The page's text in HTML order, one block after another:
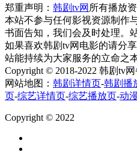
郑重声明： 韩剧tv网 所有播放
本站不参与任何影视资源制作
书面告知，我们会及时处理。
如果喜欢韩剧tv网电影的请分
站能持续为大家服务的立命之
Copyright © 2018-2022 韩剧tv
网站地图： 韩剧详情页-韩剧播
页-综艺详情页-综艺播放页-动
Copyright © 2022